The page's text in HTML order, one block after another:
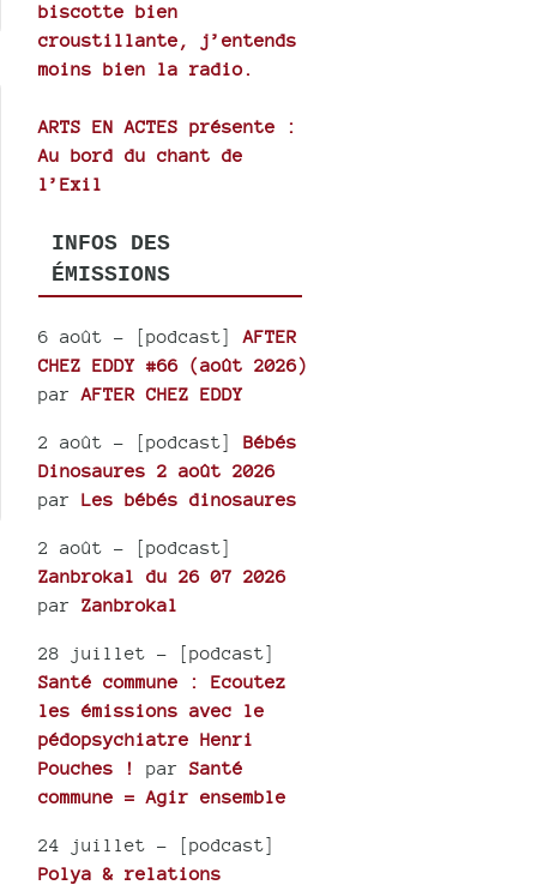
biscotte bien
croustillante, j’entends
moins bien la radio.
ARTS EN ACTES présente :
Au bord du chant de
l’Exil
INFOS DES
ÉMISSIONS
6 août- [podcast]AFTER
CHEZ EDDY #66 (août 2026)
parAFTER CHEZ EDDY
2 août- [podcast]Bébés
Dinosaures 2 août 2026
parLes bébés dinosaures
2 août- [podcast]
Zanbrokal du 26 07 2026
parZanbrokal
28 juillet- [podcast]
Santé commune : Ecoutez
les émissions avec le
pédopsychiatre Henri
Pouches !
parSanté
commune = Agir ensemble
24 juillet- [podcast]
Polya & relations